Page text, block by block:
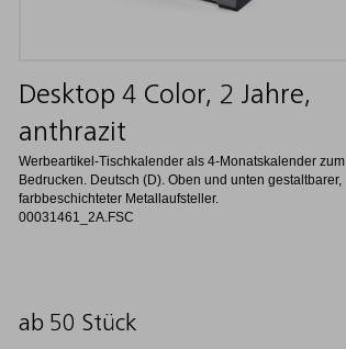
Desktop 4 Color, 2 Jahre,
anthrazit
Werbeartikel-Tischkalender als 4-Monatskalender zum
Bedrucken. Deutsch (D). Oben und unten gestaltbarer,
farbbeschichteter Metallaufsteller.
00031461_2A.FSC
ab 50 Stück